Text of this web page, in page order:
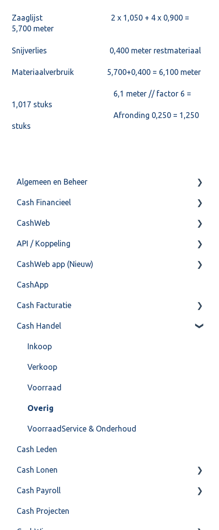
Zaaglijst 2 x 1,050 + 4 x 0,900 =
5,700 meter
Snijverlies 0,400 meter restmateriaal
Materiaalverbruik 5,700+0,400 = 6,100 meter
6,1 meter // factor 6 =
1,017 stuks
Afronding 0,250 = 1,250
stuks
Algemeen en Beheer
Bank(koppeling)
Import/Export
Postbus
Training & Consultancy
Overig
Cash Financieel
Boekhoud
Fiscaal
Overig
CashWeb
CashHero Layout
Mailen vanuit CASHWeb
Algemeen gebruik
API / Koppeling
Algemeen
Api 3.0 (SOAP API)
API 4.0 (REST API)
CashWeb app (Nieuw)
Veel gestelde vragen
CashApp
Cash Facturatie
Factureren
Instellingen
Algemeen
Formulierlayout
Cash Handel
Inkoop
Verkoop
Voorraad
Overig
VoorraadService & Onderhoud
Cash Leden
Cash Lonen
Algemeen
Inrichting
Cash Payroll
Aangifte
Cash Projecten